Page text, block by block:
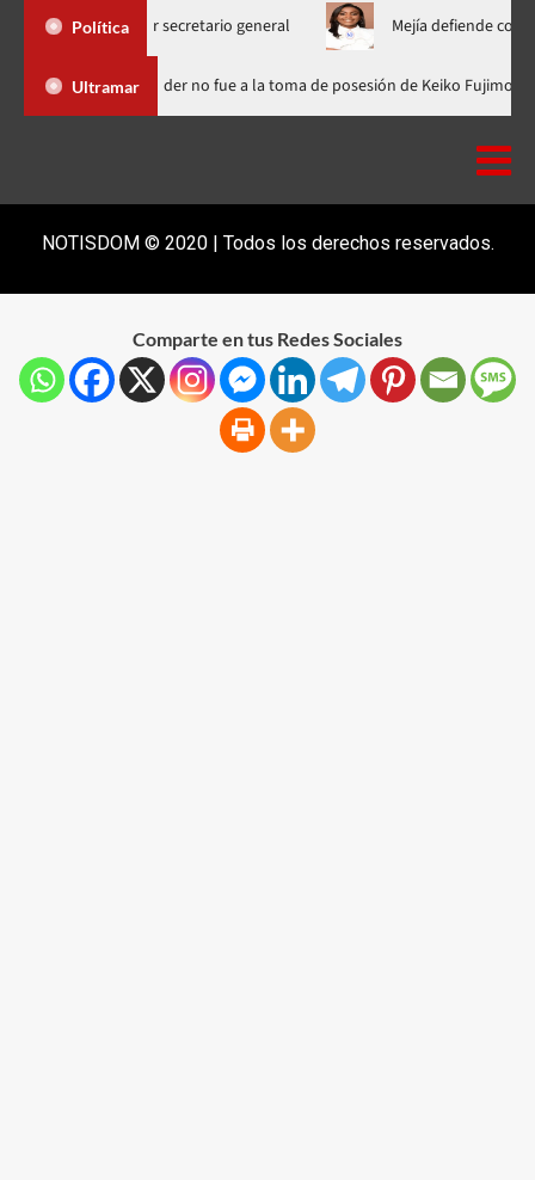
Política
escoger secretario general Mejía defiende consenso PRM
Ultramar Luis Abinader no fue a la toma de posesión de
NOTISDOM © 2020 | Todos los derechos reservados.
Comparte en tus Redes Sociales